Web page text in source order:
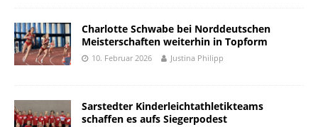
Charlotte Schwabe bei Norddeutschen
Meisterschaften weiterhin in Topform
10. Februar 2026 Justina Philipp
Sarstedter Kinderleichtathletikteams
schaffen es aufs Siegerpodest